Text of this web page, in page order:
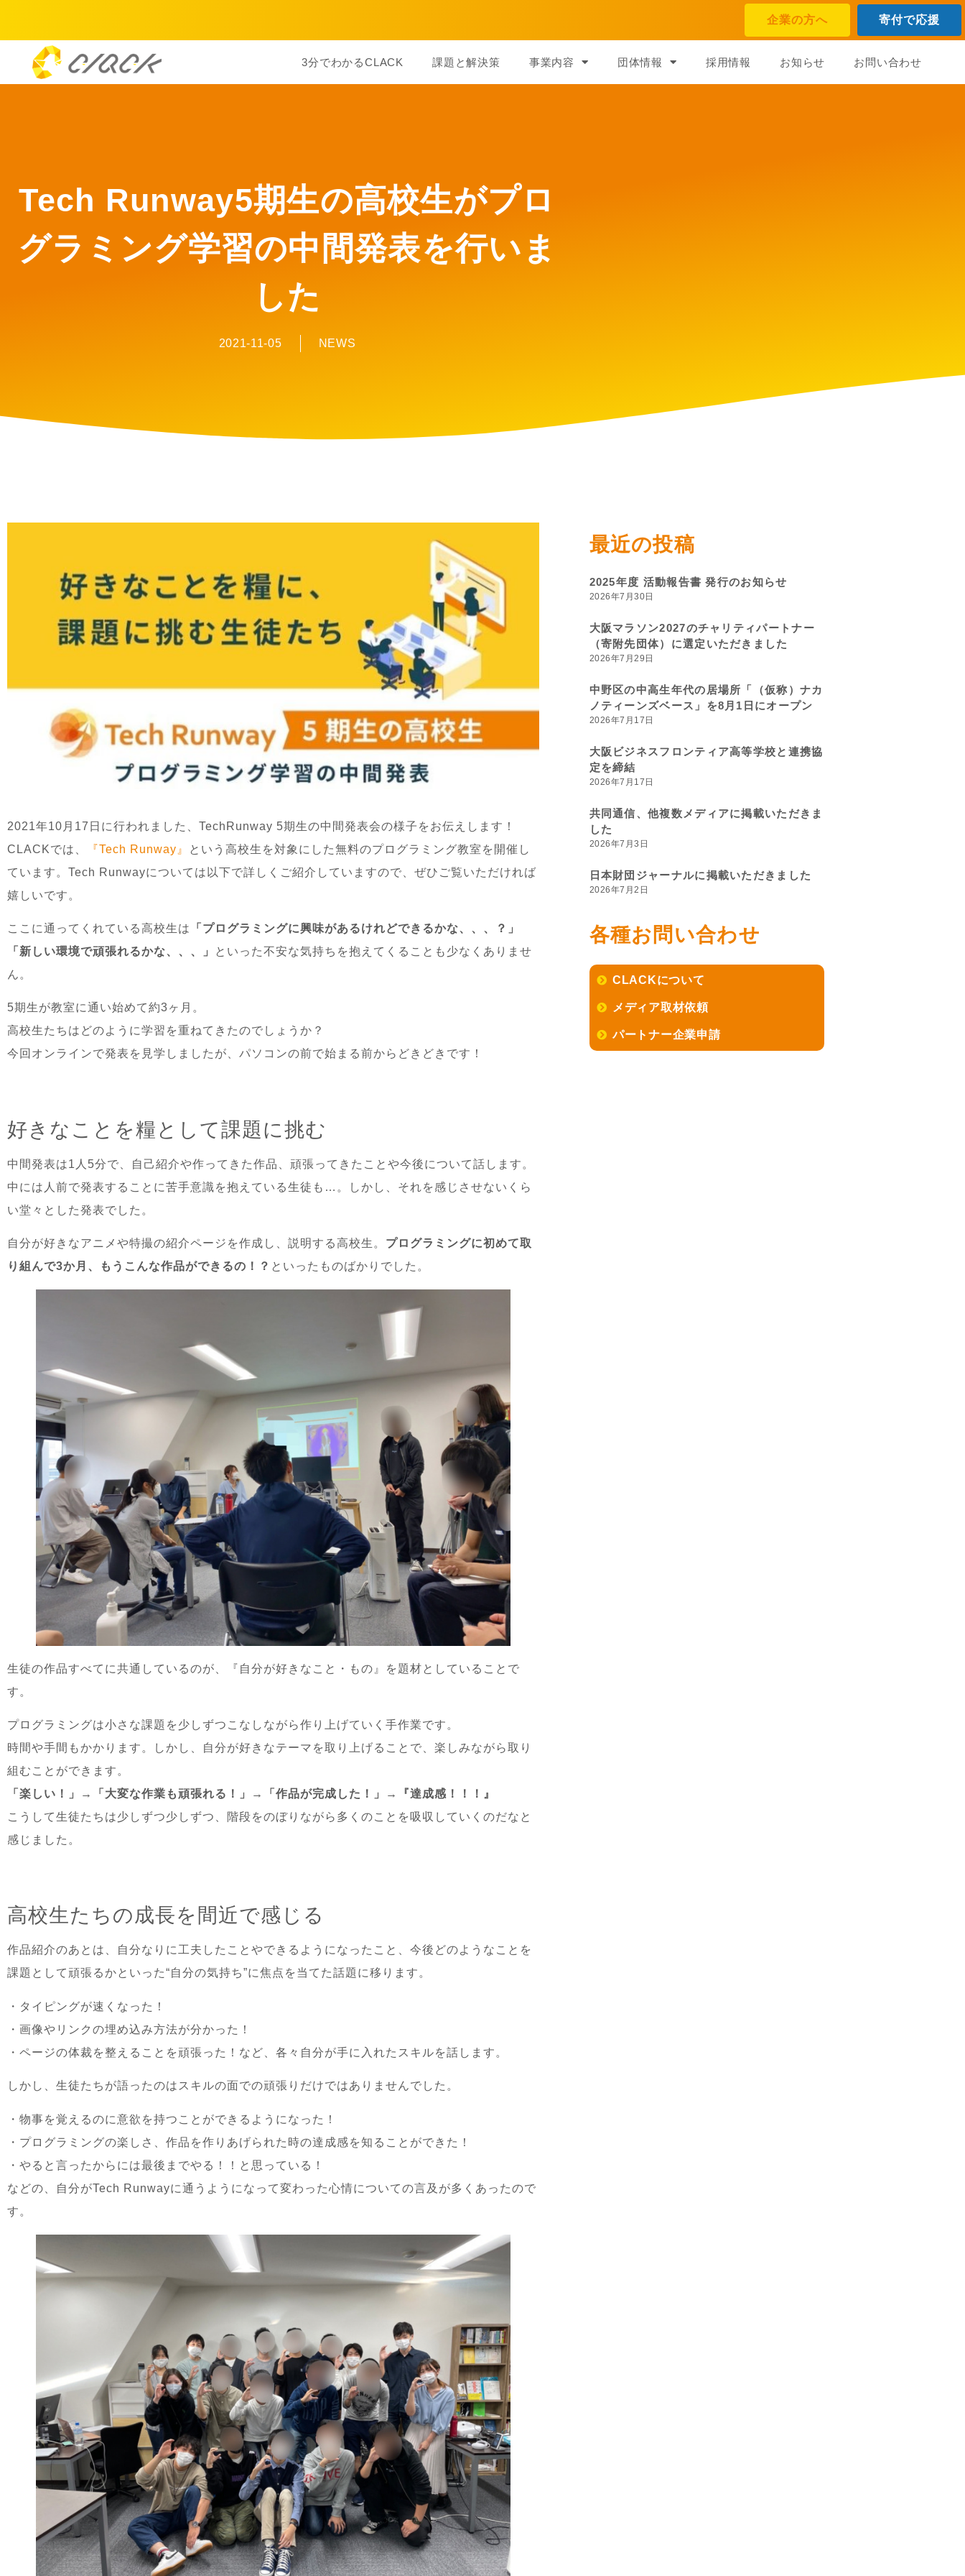
企業の方へ 寄付で応援
3分でわかるCLACK 課題と解決策 事業内容 団体情報 採用情報 お知らせ お問い合わせ
Tech Runway5期生の高校生がプロ
グラミング学習の中間発表を行いま
した
2021-11-05 NEWS
2021年10月17日に行われました、TechRunway 5期生の中間発表会の様子をお伝えします！
CLACKでは、
『Tech Runway』
という高校生を対象にした無料のプログラミング教室を開催し
ています。Tech Runwayについては以下で詳しくご紹介していますので、ぜひご覧いただければ
嬉しいです。
ここに通ってくれている高校生は
「プログラミングに興味があるけれどできるかな、、、？」
「新しい環境で頑張れるかな、、、」
といった不安な気持ちを抱えてくることも少なくありませ
ん。
5期生が教室に通い始めて約3ヶ月。
高校生たちはどのように学習を重ねてきたのでしょうか？
今回オンラインで発表を見学しましたが、パソコンの前で始まる前からどきどきです！
好きなことを糧として課題に挑む
中間発表は1人5分で、自己紹介や作ってきた作品、頑張ってきたことや今後について話します。
中には人前で発表することに苦手意識を抱えている生徒も…。しかし、それを感じさせないくら
い堂々とした発表でした。
自分が好きなアニメや特撮の紹介ページを作成し、説明する高校生。 プログラミングに初めて取
り組んで3か月、もうこんな作品ができるの！？ といったものばかりでした。
生徒の作品すべてに共通しているのが、『自分が好きなこと・もの』を題材としていることで
す。
プログラミングは小さな課題を少しずつこなしながら作り上げていく手作業です。
時間や手間もかかります。しかし、自分が好きなテーマを取り上げることで、楽しみながら取り
組むことができます。
「楽しい！」→「大変な作業も頑張れる！」→「作品が完成した！」→『達成感！！！』
こうして生徒たちは少しずつ少しずつ、階段をのぼりながら多くのことを吸収していくのだなと
感じました。
高校生たちの成長を間近で感じる
作品紹介のあとは、自分なりに工夫したことやできるようになったこと、今後どのようなことを
課題として頑張るかといった“自分の気持ち”に焦点を当てた話題に移ります。
・タイピングが速くなった！
・画像やリンクの埋め込み方法が分かった！
・ページの体裁を整えることを頑張った！など、各々自分が手に入れたスキルを話します。
しかし、生徒たちが語ったのはスキルの面での頑張りだけではありませんでした。
・物事を覚えるのに意欲を持つことができるようになった！
・プログラミングの楽しさ、作品を作りあげられた時の達成感を知ることができた！
・やると言ったからには最後までやる！！と思っている！
などの、自分がTech Runwayに通うようになって変わった心情についての言及が多くあったので
す。
最近の投稿
2025年度 活動報告書 発行のお知らせ
2026年7月30日
大阪マラソン2027のチャリティパートナー
（寄附先団体）に選定いただきました
2026年7月29日
中野区の中高生年代の居場所「（仮称）ナカ
ノティーンズベース」を8月1日にオープン
2026年7月17日
大阪ビジネスフロンティア高等学校と連携協
定を締結
2026年7月17日
共同通信、他複数メディアに掲載いただきま
した
2026年7月3日
日本財団ジャーナルに掲載いただきました
2026年7月2日
各種お問い合わせ
CLACKについて
メディア取材依頼
パートナー企業申請